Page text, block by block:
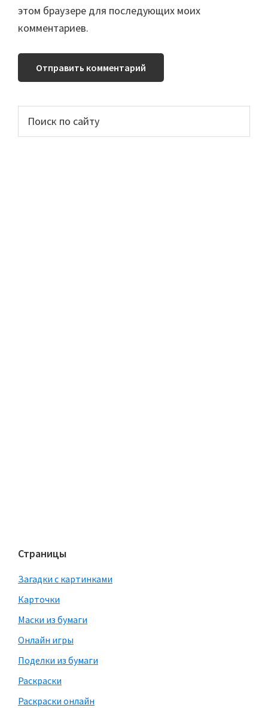
этом браузере для последующих моих
комментариев.
Основной
сайдбар
Страницы
Загадки с картинками
Карточки
Маски из бумаги
Онлайн игры
Поделки из бумаги
Раскраски
Раскраски онлайн